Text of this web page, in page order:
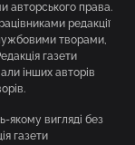
авторського права.
редакції
творами,
газети
інших авторів
якому вигляді без
газети